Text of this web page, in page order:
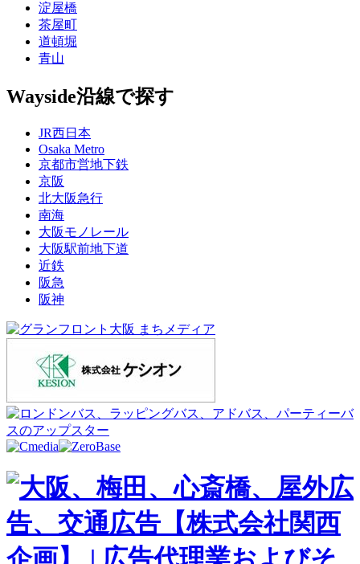
淀屋橋
茶屋町
道頓堀
青山
Wayside沿線で探す
JR西日本
Osaka Metro
京都市営地下鉄
京阪
北大阪急行
南海
大阪モノレール
大阪駅前地下道
近鉄
阪急
阪神